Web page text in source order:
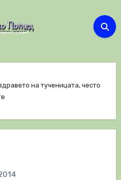
на тученицата, често